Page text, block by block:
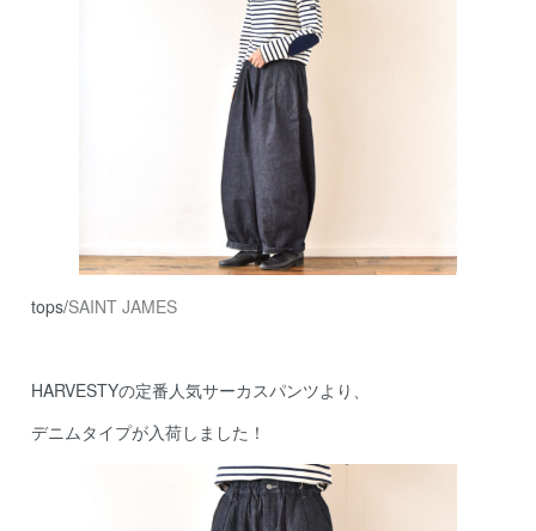
tops/SAINT JAMES
HARVESTYの定番人気サーカスパンツより、
デニムタイプが入荷しました！